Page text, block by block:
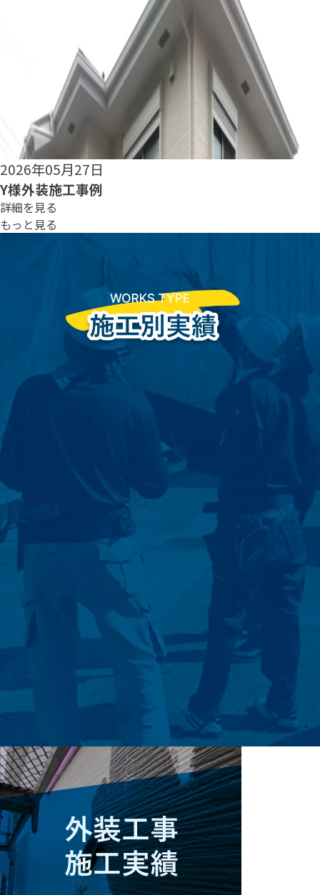
2026年05月25日
S様外装施工事例
詳細を見る
もっと見る